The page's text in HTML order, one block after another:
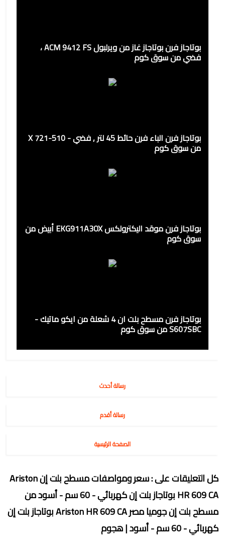
بوتاجاز فرن بوتاجاز غاز من ويرلبول ACM 9412 FS ،
فضي من سوق كوم
بوتاجاز فرن الباء فرن حائط 45 لتر , فضي - 510-721 X
من سوق كوم
بوتاجاز فرن موقد اليكترولكس EKG911A3OX أبيض من
سوق كوم
بوتاجاز فرن مسطح بلت ان 4 شعلة من ايكو ماتيك -
S607SBC من سوق كوم
رسالة أحدث
رسالة أقدم
الصفحة الرئيسية
كل التعليقات على : سعر ومواصفات مسطح بلت إن Ariston
HR 609 CA بوتاجاز بلت إن كهربائي - 60 سم - أسود من
مسطح بلت إن جوميا مصر Ariston HR 609 CA بوتاجاز بلت إن
كهربائي - 60 سم - أسود | هجوم